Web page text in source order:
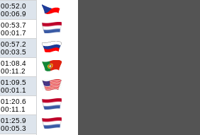
00:52.0
00:06.9
00:53.7
00:01.7
00:57.2
00:03.5
01:08.4
00:11.2
01:09.5
00:01.1
01:20.6
00:11.1
01:25.9
00:05.3